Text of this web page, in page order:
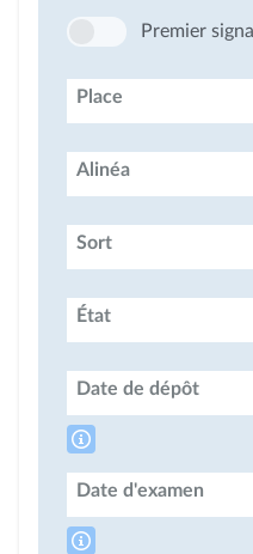
Premier
Place
Alinéa
Sort
État
Date de dépôt
Date d'examen